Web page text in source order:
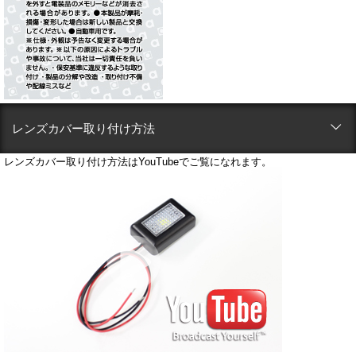
レンズカバー取り付け方法
レンズカバー取り付け方法はYouTubeでご覧になれます。